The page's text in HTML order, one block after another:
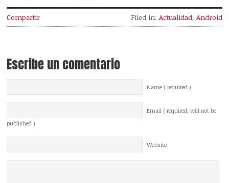
Compartir Filed in: Actualidad, Android
Escribe un comentario
Name ( required )
Email ( required; will not be
published )
Website